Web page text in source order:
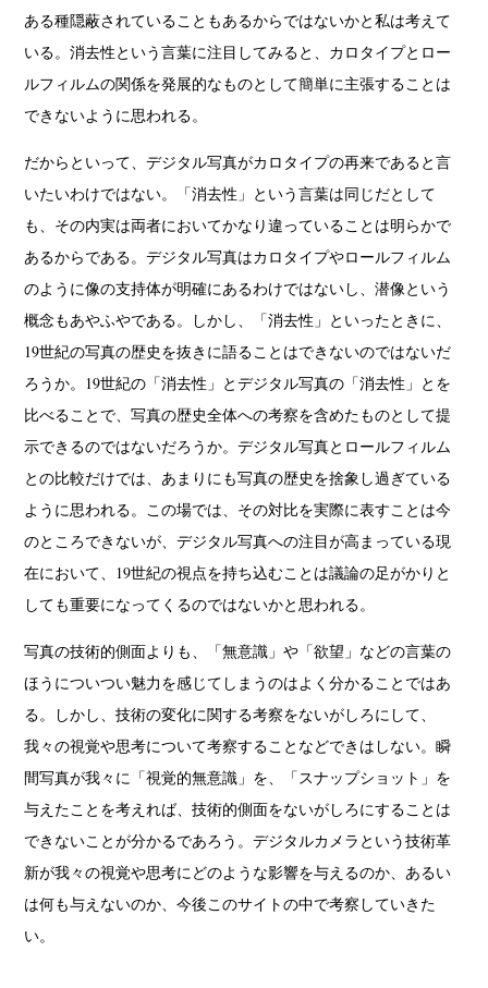
ある種隠蔽されていることもあるからではないかと私は考えて
いる。消去性という言葉に注目してみると、カロタイプとロー
ルフィルムの関係を発展的なものとして簡単に主張することは
できないように思われる。
だからといって、デジタル写真がカロタイプの再来であると言
いたいわけではない。「消去性」という言葉は同じだとして
も、その内実は両者においてかなり違っていることは明らかで
あるからである。デジタル写真はカロタイプやロールフィルム
のように像の支持体が明確にあるわけではないし、潜像という
概念もあやふやである。しかし、「消去性」といったときに、
19世紀の写真の歴史を抜きに語ることはできないのではないだ
ろうか。19世紀の「消去性」とデジタル写真の「消去性」とを
比べることで、写真の歴史全体への考察を含めたものとして提
示できるのではないだろうか。デジタル写真とロールフィルム
との比較だけでは、あまりにも写真の歴史を捨象し過ぎている
ように思われる。この場では、その対比を実際に表すことは今
のところできないが、デジタル写真への注目が高まっている現
在において、19世紀の視点を持ち込むことは議論の足がかりと
しても重要になってくるのではないかと思われる。
写真の技術的側面よりも、「無意識」や「欲望」などの言葉の
ほうについつい魅力を感じてしまうのはよく分かることではあ
る。しかし、技術の変化に関する考察をないがしろにして、
我々の視覚や思考について考察することなどできはしない。瞬
間写真が我々に「視覚的無意識」を、「スナップショット」を
与えたことを考えれば、技術的側面をないがしろにすることは
できないことが分かるであろう。デジタルカメラという技術革
新が我々の視覚や思考にどのような影響を与えるのか、あるい
は何も与えないのか、今後このサイトの中で考察していきた
い。